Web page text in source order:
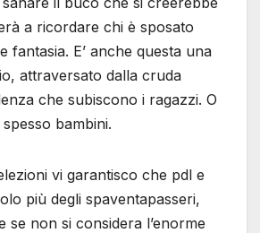
a ricordare chi è sposato
fantasia. E’ anche questa una
attraversato dalla cruda
che subiscono i ragazzi. O
bambini.
vi garantisco che pdl e
più degli spaventapasseri,
se non si considera l’enorme